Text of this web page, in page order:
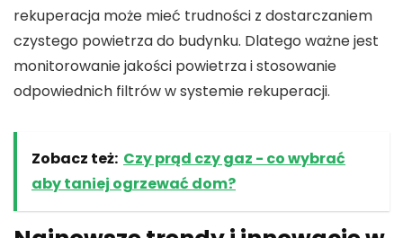
rekuperacja może mieć trudności z dostarczaniem
czystego powietrza do budynku. Dlatego ważne jest
monitorowanie jakości powietrza i stosowanie
odpowiednich filtrów w systemie rekuperacji.
Zobacz też: Czy prąd czy gaz - co wybrać
aby taniej ogrzewać dom?